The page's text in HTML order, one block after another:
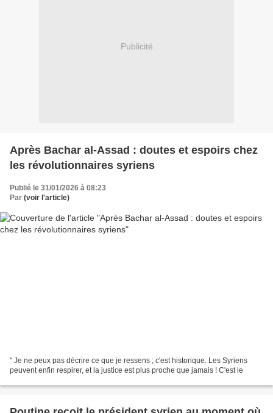
Publicité
Après Bachar al-Assad : doutes et espoirs chez
les révolutionnaires syriens
Publié le 31/01/2026 à 08:23
Par (voir l'article)
" Je ne peux pas décrire ce que je ressens ; c'est historique. Les Syriens
peuvent enfin respirer, et la justice est plus proche que jamais ! C'est le